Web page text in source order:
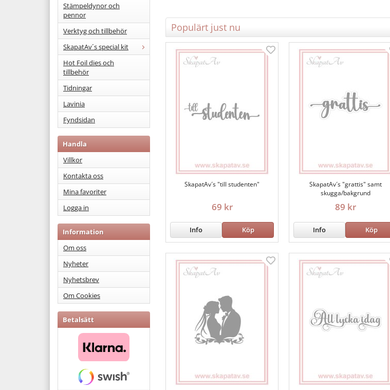
Stämpeldynor och
pennor
Verktyg och tillbehör
SkapatAv´s special kit
Hot Foil dies och
tillbehör
Tidningar
Lavinia
Fyndsidan
Handla
Villkor
Kontakta oss
Mina favoriter
Logga in
Information
Om oss
Nyheter
Nyhetsbrev
Om Cookies
Betalsätt
Populärt just nu
SkapatAv´s "till studenten"
69 kr
Info Köp
SkapatAv´s "grattis" samt
skugga/bakgrund
89 kr
Info Köp